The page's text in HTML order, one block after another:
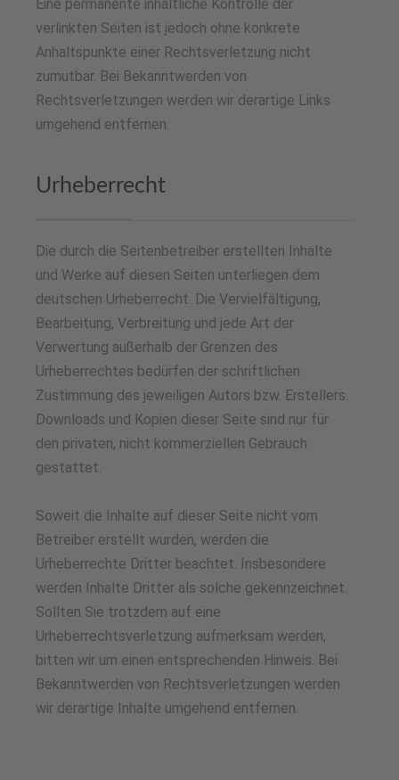
Eine permanente inhaltliche Kontrolle der
verlinkten Seiten ist jedoch ohne konkrete
Anhaltspunkte einer Rechtsverletzung nicht
zumutbar. Bei Bekanntwerden von
Rechtsverletzungen werden wir derartige Links
umgehend entfernen.
Urheberrecht
Die durch die Seitenbetreiber erstellten Inhalte
und Werke auf diesen Seiten unterliegen dem
deutschen Urheberrecht. Die Vervielfältigung,
Bearbeitung, Verbreitung und jede Art der
Verwertung außerhalb der Grenzen des
Urheberrechtes bedürfen der schriftlichen
Zustimmung des jeweiligen Autors bzw. Erstellers.
Downloads und Kopien dieser Seite sind nur für
den privaten, nicht kommerziellen Gebrauch
gestattet.
Soweit die Inhalte auf dieser Seite nicht vom
Betreiber erstellt wurden, werden die
Urheberrechte Dritter beachtet. Insbesondere
werden Inhalte Dritter als solche gekennzeichnet.
Sollten Sie trotzdem auf eine
Urheberrechtsverletzung aufmerksam werden,
bitten wir um einen entsprechenden Hinweis. Bei
Bekanntwerden von Rechtsverletzungen werden
wir derartige Inhalte umgehend entfernen.